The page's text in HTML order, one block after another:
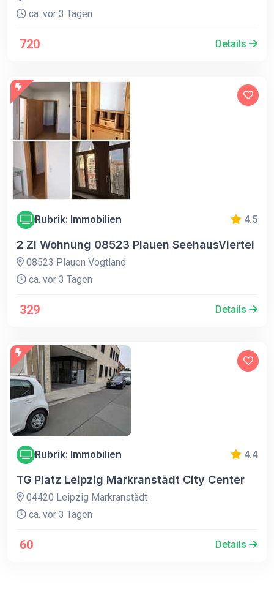
ca. vor 3 Tagen
720 Details
Rubrik: Immobilien 4.5
2 Zi Wohnung 08523 Plauen SeehausViertel
08523 Plauen Vogtland
ca. vor 3 Tagen
329 Details
Rubrik: Immobilien 4.4
TG Platz Leipzig Markranstädt City Center
04420 Leipzig Markranstädt
ca. vor 3 Tagen
60 Details